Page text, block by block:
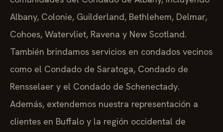
Albany, Colonie, Guilderland, Bethlehem, Delmar,
Cohoes, Watervliet, Ravena y New Scotland.
También brindamos servicios en condados vecinos
como el Condado de Saratoga, Condado de
Rensselaer y el Condado de Schenectady.
Además, extendemos nuestra representación a
clientes en Buffalo y la región occidental de